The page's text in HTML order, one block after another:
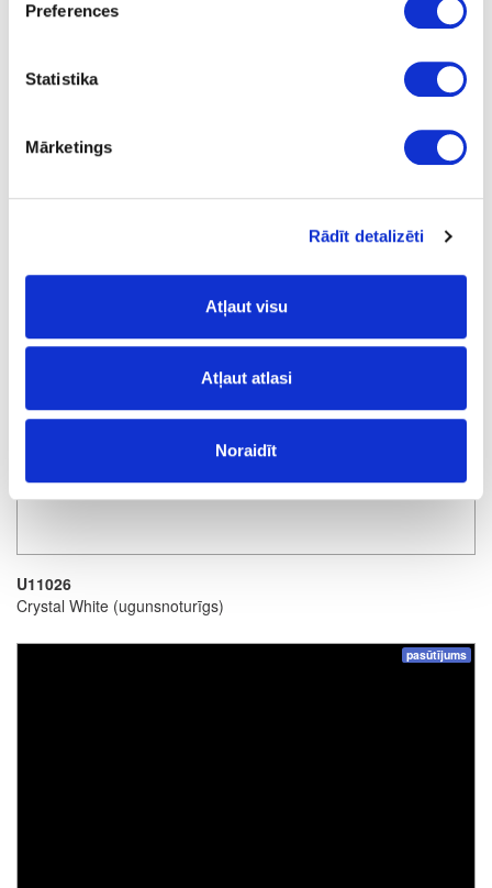
Preferences
Statistika
Mārketings
Rādīt detalizēti
Atļaut visu
Atļaut atlasi
Noraidīt
F76112
U11026
Crystal White (ugunsnoturīgs)
pasūtījums